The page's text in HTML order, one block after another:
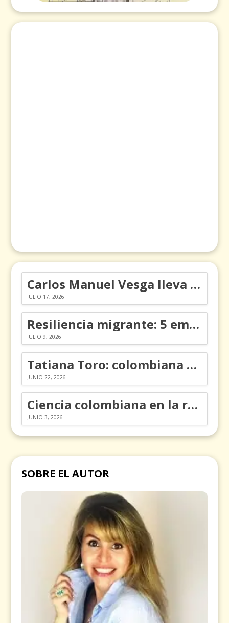
Carlos Manuel Vesga lleva el nombre de Colombia a los Emmy
JULIO 17, 2026
Resiliencia migrante: 5 emociones y cómo gestionarlas
JULIO 9, 2026
Tatiana Toro: colombiana que cambió la historia de las matemáticas
JUNIO 22, 2026
Ciencia colombiana en la revolución de los órganos en chips
JUNIO 3, 2026
SOBRE EL AUTOR